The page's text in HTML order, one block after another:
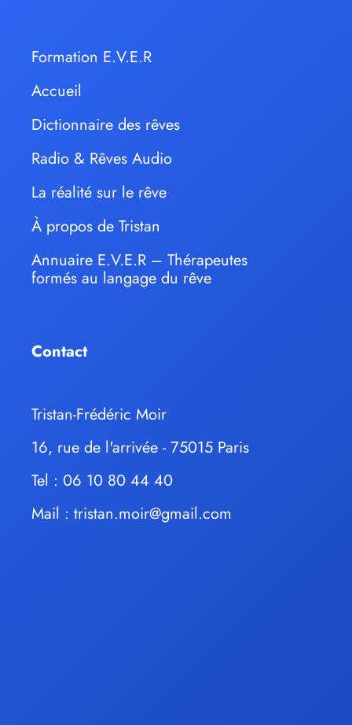
Formation E.V.E.R
Accueil
Dictionnaire des rêves
Radio & Rêves Audio
La réalité sur le rêve
À propos de Tristan
Annuaire E.V.E.R – Thérapeutes
formés au langage du rêve
Contact
Tristan-Frédéric Moir
16, rue de l'arrivée - 75015 Paris
Tel : 06 10 80 44 40
Mail : tristan.moir@gmail.com